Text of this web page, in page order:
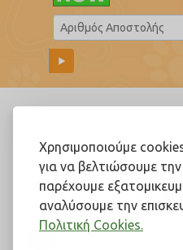
Χρησιμοποιούμε
για να βελτιώσουμε
παρέχουμε
αναλύσουμε την
Πολιτική Cookies.